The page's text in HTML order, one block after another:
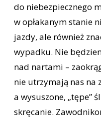
do niebezpiecznego
w opłakanym stanie
jazdy, ale również
wypadku. Nie
nad nartami –
nie utrzymają nas na
a wysuszone, „tępe”
skręcanie.